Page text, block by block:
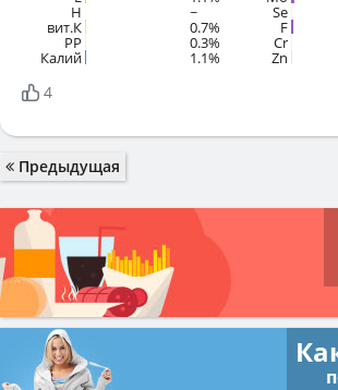
H ~
вит.К 0.7%
PP 0.3%
Калий 1.1%
Se
F
Cr
Zn
4
Предыдущая